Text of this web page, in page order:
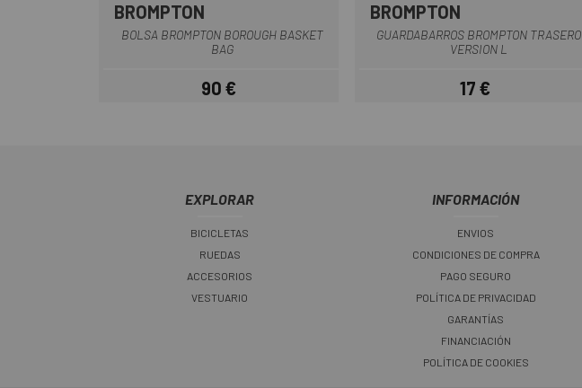
BROMPTON
BOLSA BROMPTON BOROUGH BASKET
BAG
Precio
90 €
BROMPTON
GUARDABARROS BROMPTON TRASERO
VERSION L
Precio
17 €
EXPLORAR
BICICLETAS
RUEDAS
ACCESORIOS
VESTUARIO
INFORMACIÓN
ENVIOS
CONDICIONES DE COMPRA
PAGO SEGURO
POLÍTICA DE PRIVACIDAD
GARANTÍAS
FINANCIACIÓN
POLÍTICA DE COOKIES